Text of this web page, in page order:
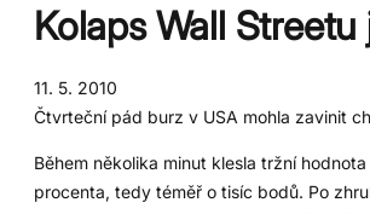
Kolaps Wall
11. 5. 2010
Čtvrteční pád burz v USA mohla zavinit
Během několika minut klesla tržní
procenta, tedy téměř o tisíc bodů. Po